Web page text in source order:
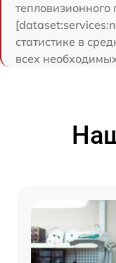
статистике в
всех